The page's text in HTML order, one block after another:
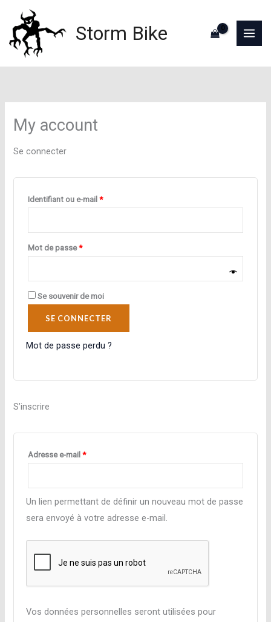
contenu
Storm Bike
My account
Se connecter
Identifiant ou e-mail*Obligatoire
Mot de passe*Obligatoire
Se souvenir de moi
SE CONNECTER
Mot de passe perdu ?
S’inscrire
Adresse e-mail*Obligatoire
Un lien permettant de définir un nouveau mot de passe
sera envoyé à votre adresse e-mail.
Vos données personnelles seront utilisées pour